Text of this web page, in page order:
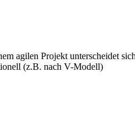
agilen Projekt unterscheidet
(z.B. nach V-Modell)